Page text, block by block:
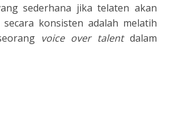
sederhana jika telaten akan
konsisten adalah melatih
voice over talent dalam